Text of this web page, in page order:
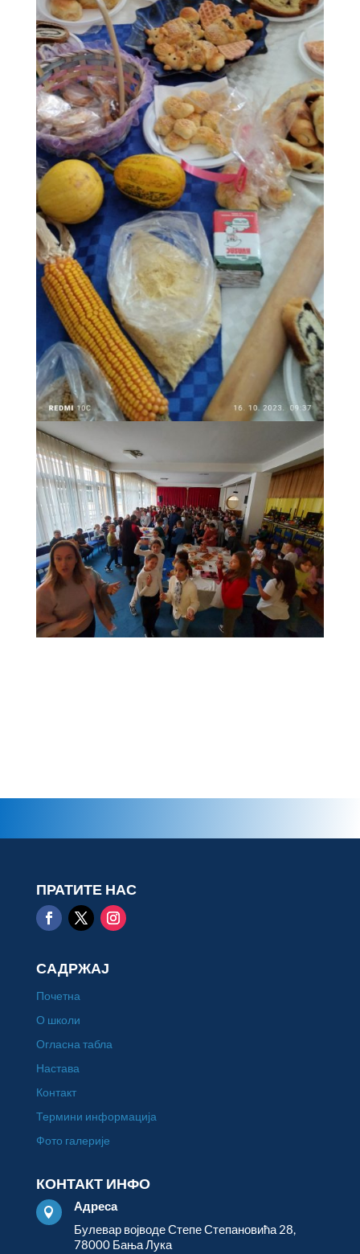
ПРАТИТЕ НАС
САДРЖАЈ
Почетна
О школи
Огласна табла
Настава
Контакт
Термини информација
Фото галерије
КОНТАКТ ИНФО

Адреса
Булевар војводе Степе Степановића 28,
78000 Бања Лука